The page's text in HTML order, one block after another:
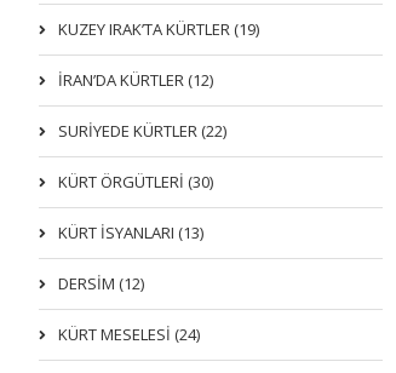
KUZEY IRAK’TA KÜRTLER (19)
İRAN’DA KÜRTLER (12)
SURİYEDE KÜRTLER (22)
KÜRT ÖRGÜTLERİ (30)
KÜRT İSYANLARI (13)
DERSIM (12)
KÜRT MESELESİ (24)